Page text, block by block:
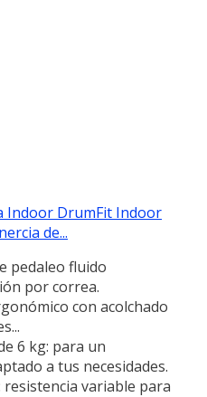
Indoor DrumFit Indoor
de...
pedaleo fluido
por correa.
con acolchado
6 kg: para un
a tus necesidades.
variable para